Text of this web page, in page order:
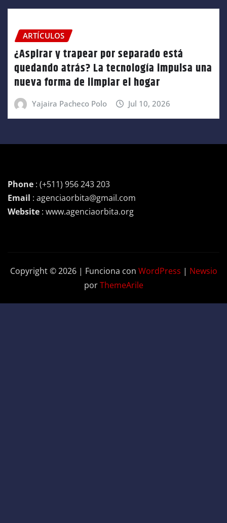
ARTÍCULOS
¿Aspirar y trapear por separado está
quedando atrás? La tecnología impulsa una
nueva forma de limpiar el hogar
Yajaira Pacheco Polo Jul 10, 2026
Phone : (+511) 956 243 203
Email : agenciaorbita@gmail.com
Website : www.agenciaorbita.org
Copyright © 2026 | Funciona con WordPress | Newsio
porThemeArile